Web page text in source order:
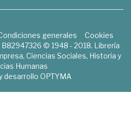
generales
Cookies
© 1948 - 2018. Librería
Ciencias Sociales, Historia y
Humanas
desarrollo OPTYMA